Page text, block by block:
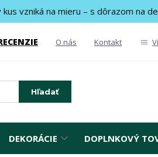
vzniká na mieru – s dôrazom na
O nás Kontakt
Hľadať
DEKORÁCIE DOPLNKOVÝ